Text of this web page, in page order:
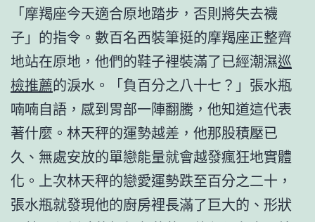
「摩羯座今天適合原地踏步，否則將失去襪
子」的指令。數百名西裝筆挺的摩羯座正整齊
地站在原地，他們的鞋子裡裝滿了已經潮濕巡
檢推薦的淚水。「負百分之八十七？」張水瓶
喃喃自語，感到胃部一陣翻騰，他知道這代表
著什麼。林天秤的運勢越差，他那股積壓已
久、無處安放的單戀能量就會越發瘋狂地實體
化。上次林天秤的戀愛運勢跌至百分之二十，
張水瓶就發現他的廚房裡長滿了巨大的、形狀